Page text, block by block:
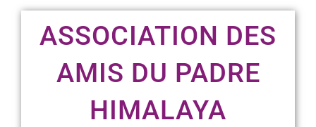
ASSOCIATION DES
AMIS DU PADRE
HIMALAYA